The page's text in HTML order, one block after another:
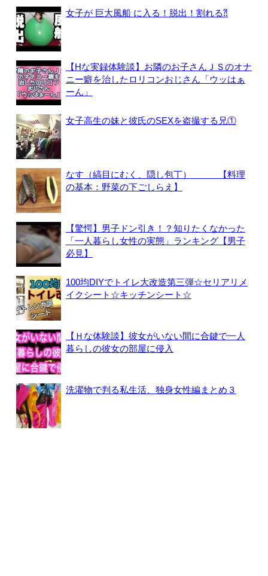
女子が 巨大風船 に入る！脱出！割れる⁈
【Hな実録体験談】お隣のお子さんＪＳのオナ
ニー癖を治したロリコンおじさん「ウッはぁ
ーん」
女子高生の妹と彼氏のSEXを盗撮する兄①
なす（縞目にむく、隠し包丁） 【料理
の基本：野菜の下ごしらえ】
【驚愕】男子ドン引き！？知りたくなかった
「一人暮らし女性の実態」ランキング【男子
必見】
100均DIYでトイレ大改造第三弾☆セリアリメ
イクシート☆キッチンシート☆
【Ｈな体験談】彼女がいない間に合鍵で一人
暮らしの彼女の部屋に侵入
洗濯物で判る私生活、独身女性編まとめ３